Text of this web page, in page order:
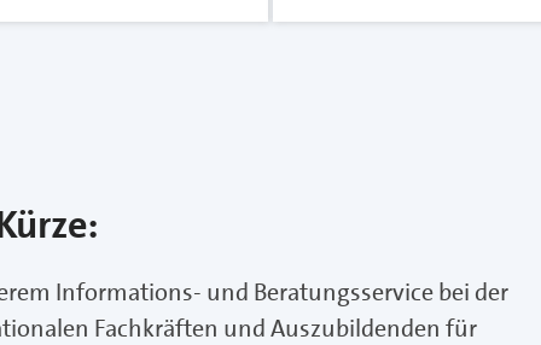
Informations- und Beratungsservice bei der
Fachkräften und Auszubildenden für